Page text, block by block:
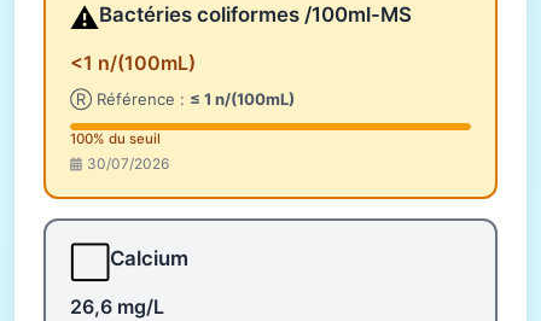
⚠️Bactéries coliformes /100ml-MS
<1 n/(100mL)
Ⓡ Référence : ≤ 1 n/(100mL)
100% du seuil
30/07/2026
Calcium
26,6 mg/L